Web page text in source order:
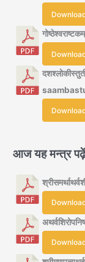
आज यह मन्त्र